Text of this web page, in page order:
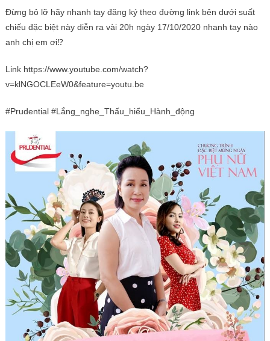
Đừng bỏ lỡ hãy nhanh tay đăng ký theo đường link bên dưới suất
chiếu đặc biệt này diễn ra vài 20h ngày 17/10/2020 nhanh tay nào
anh chị em ơi⁉️
Link https://www.youtube.com/watch?
v=klNGOCLEeW0&feature=youtu.be
#Prudential #Lắng_nghe_Thấu_hiểu_Hành_động